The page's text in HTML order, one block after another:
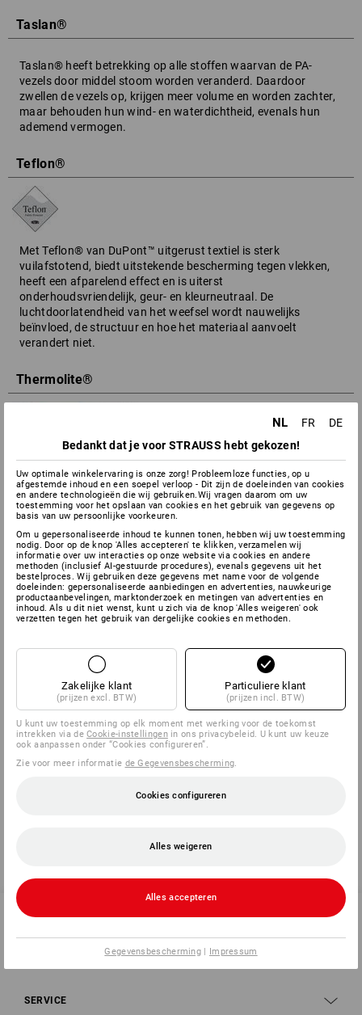
Taslan®
Taslan® heeft betrekking op alle stoffen waarvan de PA-
vezels door middel stoom worden veranderd. Daardoor
zwellen de vezels op, krijgen meer volume en worden zachter,
maar behouden hun wind- en waterdichtheid, evenals hun
ademend vermogen.
Teflon®
Met Teflon® van DuPont™ uitgerust textiel is sterk
vuilafstotend, biedt uitstekende bescherming tegen vlekken,
heeft een afparelend effect en is uiterst
onderhoudsvriendelijk, geur- en kleurneutraal. De
luchtdoorlatendheid van het weefsel wordt nauwelijks
beïnvloed, de structuur en hoe het materiaal aanvoelt
verandert niet.
Thermolite®
Thermolite® van DuPont bevat bijzonder hoogwaardig
ventilerend materiaal. Vocht wordt van de huid weggevoerd –
uw lichaam blijft aangenaam droog. Tegelijkertijd slaat
Thermolite® de lichaamswarmte op in holle vezels, waardoor
verlies van warmte wordt voorkomen.
Thinsulate®
natuurlijke isolatie zoals veren en vacht. De holle vezels zijn 40
maal fijner dan menselijk haar en kunnen door hun
buisachtige vorm bij een geringer gewicht meer lucht
insluiten.
Het overtuigende effect:
optimale isolatie
sensationeel geringe vliesdikte
perfect draagcomfort
SERVICE
NL FR
DE
Bedankt dat je voor STRAUSS hebt gekozen!
Uw optimale winkelervaring is onze zorg! Probleemloze functies, op u
afgestemde inhoud en een soepel verloop - Dit zijn de doeleinden van cookies
en andere technologieën die wij gebruiken.Wij vragen daarom om uw
toestemming voor het opslaan van cookies en het gebruik van gegevens op
basis van uw persoonlijke voorkeuren.
Om u gepersonaliseerde inhoud te kunnen tonen, hebben wij uw toestemming
nodig. Door op de knop 'Alles accepteren' te klikken, verzamelen wij
informatie over uw interacties op onze website via cookies en andere
methoden (inclusief AI-gestuurde procedures), evenals gegevens uit het
bestelproces. Wij gebruiken deze gegevens met name voor de volgende
doeleinden: gepersonaliseerde aanbiedingen en advertenties, nauwkeurige
productaanbevelingen, marktonderzoek en metingen van advertenties en
inhoud. Als u dit niet wenst, kunt u zich via de knop 'Alles weigeren' ook
verzetten tegen het gebruik van dergelijke cookies en methoden.
Zakelijke klant
(prijzen excl. BTW)
Particuliere klant
(prijzen incl. BTW)
U kunt uw toestemming op elk moment met werking voor de toekomst
intrekken via deCookie-instellingenin ons privacybeleid. U kunt uw keuze
ook aanpassen onder “Cookies configureren”.
Zie voor meer informatie de Gegevensbescherming
Cookies configureren
Alles weigeren
Alles accepteren
Gegevensbescherming | Impressum